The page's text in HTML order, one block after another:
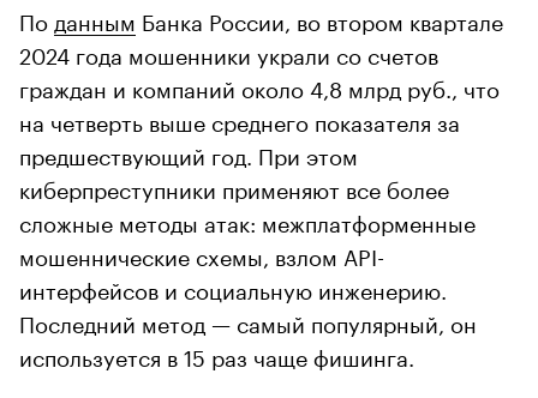
По данным Банка России, во втором квартале
2024 года мошенники украли со счетов
граждан и компаний около 4,8 млрд руб., что
на четверть выше среднего показателя за
предшествующий год. При этом
киберпреступники применяют все более
сложные методы атак: межплатформенные
мошеннические схемы, взлом API-
интерфейсов и социальную инженерию.
Последний метод — самый популярный, он
используется в 15 раз чаще фишинга.